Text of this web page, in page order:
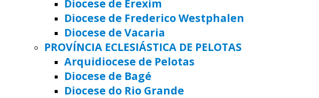
Diocese de Erexim
Diocese de Frederico Westphalen
Diocese de Vacaria
PROVÍNCIA ECLESIÁSTICA DE PELOTAS
Arquidiocese de Pelotas
Diocese de Bagé
Diocese do Rio Grande